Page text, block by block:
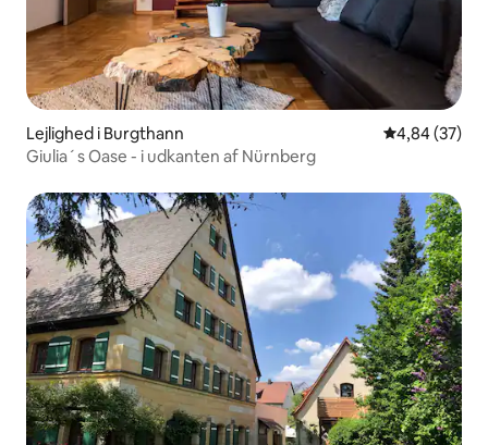
Lejlighed i Burgthann 4,84 ud af 5 i
4,84 (37)
Giulia´s Oase - i udkanten af Nürnberg